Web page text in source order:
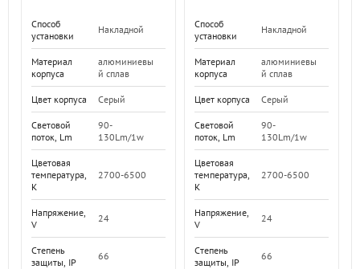
Способ
установки
Накладной
Материал
корпуса
алюминиевы
й сплав
Цвет корпуса Серый
Световой
поток, Lm
90-
130Lm/1w
Цветовая
температура,
K
2700-6500
Напряжение,
V
24
Степень
защиты, IP
66
Способ
установки
Накладной
Материал
корпуса
алюминиевы
й сплав
Цвет корпуса Серый
Световой
поток, Lm
90-
130Lm/1w
Цветовая
температура,
K
2700-6500
Напряжение,
V
24
Степень
защиты, IP
66